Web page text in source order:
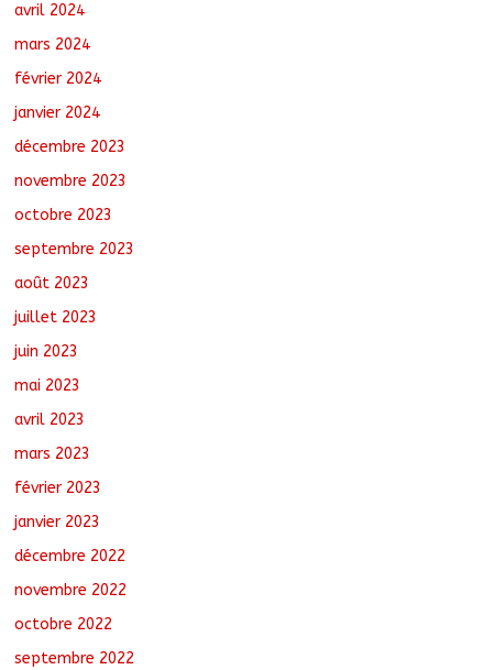
avril 2024
mars 2024
février 2024
janvier 2024
décembre 2023
novembre 2023
octobre 2023
septembre 2023
août 2023
juillet 2023
juin 2023
mai 2023
avril 2023
mars 2023
février 2023
janvier 2023
décembre 2022
novembre 2022
octobre 2022
septembre 2022